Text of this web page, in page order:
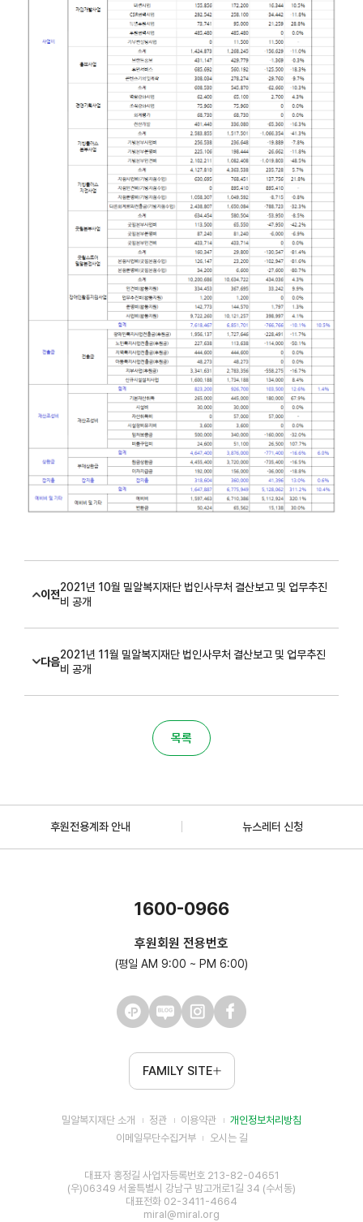
이전
2021년 10월 밀알복지재단 법인사무처 결산보고 및 업무추진
비 공개
다음
2021년 11월 밀알복지재단 법인사무처 결산보고 및 업무추진
비 공개
목록
후원전용계좌 안내 뉴스레터 신청
1600-0966
후원회원 전용번호
(평일 AM 9:00 ~ PM 6:00)
FAMILY SITE
밀알복지재단 소개 정관 이용약관
개인정보처리방침
이메일무단수집거부
오시는 길
대표자 홍정길 사업자등록번호 213-82-04651
(우)06349 서울특별시 강남구 밤고개로1길 34 (수서동)
대표전화 02-3411-4664
miral@miral.org